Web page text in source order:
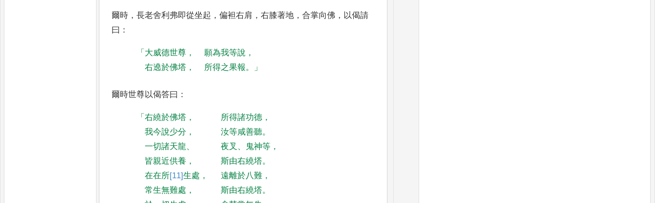
爾時 ， 長老舍利弗即從坐起 ， 偏袒右肩 ， 右膝著地 ， 合掌向佛 ， 以偈請
曰 ：
「 大威德世尊 ， 願為我等說 ，
右遶於佛塔 ， 所得之果報。」
爾時世尊以偈答曰 ：
「 右繞於佛塔 ， 所得諸功德 ，
我今說少分 ， 汝等咸善聽。
一切諸天龍、 夜叉 、 鬼神等 ，
皆親近供養 ， 斯由右繞塔。
在在所[11]生處 ， 遠離於八難 ，
常生無難處 ， 斯由右繞塔。